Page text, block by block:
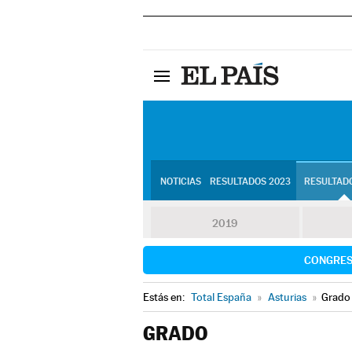
NOTICIAS RESULTADOS 2023
2019
Estás en: Total España » Asturias » Grado
GRADO